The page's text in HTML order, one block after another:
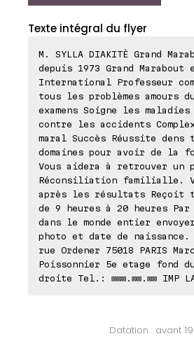
Texte intégral du flyer
M. SYLLA DIAKITÈ Grand
depuis 1973 Grand Marabout
International Professeur
tous les problèmes amours
examens Soigne les
contre les accidents
maral Succès Réussite dens
domaines pour avoir de la
Vous aidera à retrouver un
Réconsiliation familialle.
après les résultats Reçoit
de 9 heures à 20 heures Par
dans le monde entier
photo et date de
rue Ordener 75018 PARIS
Poissonnier 5e etage fond
droite Tel.: ⊠⊠⊠.⊠⊠.⊠⊠ IMP
Datation : avant